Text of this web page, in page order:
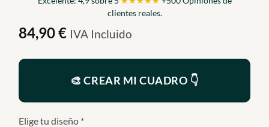
clientes reales.
84,90€ IVA Incluido
🎨 CREAR MI CUADRO 👇
Elige tu diseño *